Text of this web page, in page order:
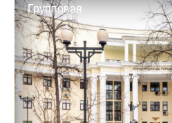
Групповая